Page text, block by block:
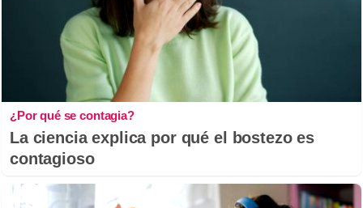
¿Por qué se contagia?
La ciencia explica por qué el bostezo es
contagioso